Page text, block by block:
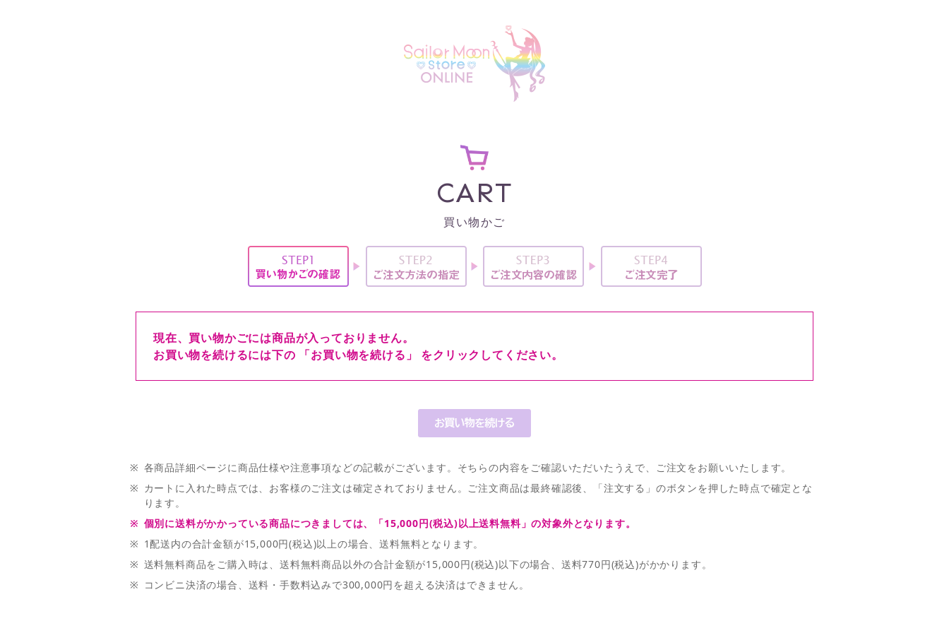
CART
買い物かご
現在、買い物かごには商品が入っておりません。
お買い物を続けるには下の 「お買い物を続ける」 をクリックしてください。
※ 各商品詳細ページに商品仕様や注意事項などの記載がございます。そちらの内容をご確認いただいたうえで、ご注文をお願いいたします。
※ カートに入れた時点では、お客様のご注文は確定されておりません。ご注文商品は最終確認後、「注文する」のボタンを押した時点で確定とな
ります。
※ 個別に送料がかかっている商品につきましては、「15,000円(税込)以上送料無料」の対象外となります。
※ 1配送内の合計金額が15,000円(税込)以上の場合、送料無料となります。
※ 送料無料商品をご購入時は、送料無料商品以外の合計金額が15,000円(税込)以下の場合、送料770円(税込)がかかります。
※ コンビニ決済の場合、送料・手数料込みで300,000円を超える決済はできません。